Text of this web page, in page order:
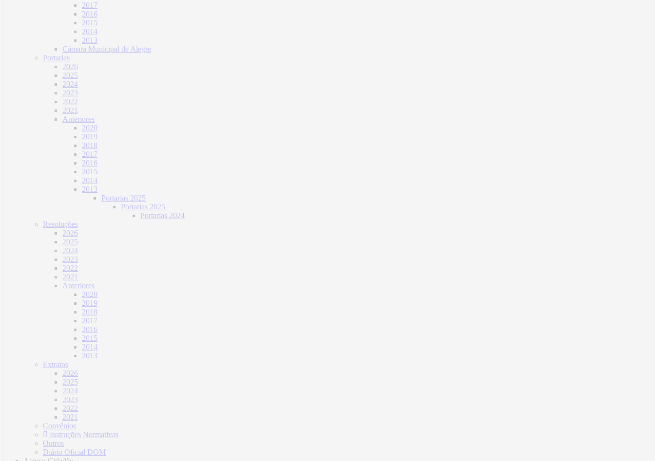
2017
2016
2015
2014
2013
Câmara Municipal de Alegre
Portarias
2026
2025
2024
2023
2022
2021
Anteriores
2020
2019
2018
2017
2016
2015
2014
2013
Portarias 2025
Portarias 2025
Portarias 2024
Resoluções
2026
2025
2024
2023
2022
2021
Anteriores
2020
2019
2018
2017
2016
2015
2014
2013
Extratos
2026
2025
2024
2023
2022
2021
Convênios
Instruções Normativas
Outros
Diário Oficial DOM